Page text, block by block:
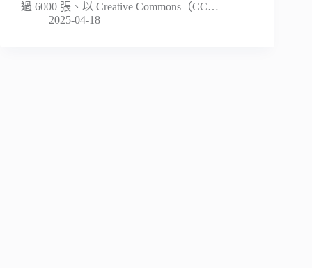
過 6000 張、以 Creative Commons（CC…
2025-04-18